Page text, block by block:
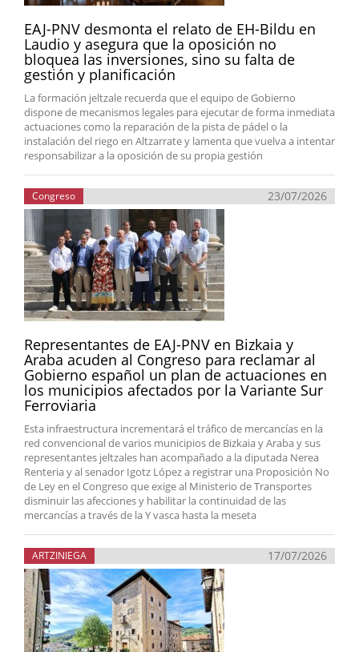
EAJ-PNV desmonta el relato de EH-Bildu en
Laudio y asegura que la oposición no
bloquea las inversiones, sino su falta de
gestión y planificación
La formación jeltzale recuerda que el equipo de Gobierno
dispone de mecanismos legales para ejecutar de forma inmediata
actuaciones como la reparación de la pista de pádel o la
instalación del riego en Altzarrate y lamenta que vuelva a intentar
responsabilizar a la oposición de su propia gestión
Congreso 23/07/2026
Representantes de EAJ-PNV en Bizkaia y
Araba acuden al Congreso para reclamar al
Gobierno español un plan de actuaciones en
los municipios afectados por la Variante Sur
Ferroviaria
Esta infraestructura incrementará el tráfico de mercancías en la
red convencional de varios municipios de Bizkaia y Araba y sus
representantes jeltzales han acompañado a la diputada Nerea
Renteria y al senador Igotz López a registrar una Proposición No
de Ley en el Congreso que exige al Ministerio de Transportes
disminuir las afecciones y habilitar la continuidad de las
mercancías a través de la Y vasca hasta la meseta
ARTZINIEGA 17/07/2026